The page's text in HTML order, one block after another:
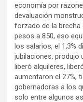
economía por
devaluación
forzado de la brecha
pesos a 850, eso
los salarios, el 1,3%
jubilaciones, produjo
liberó alquileres,
aumentaron el 27%,
gobernadoras a los
solo entre algunos